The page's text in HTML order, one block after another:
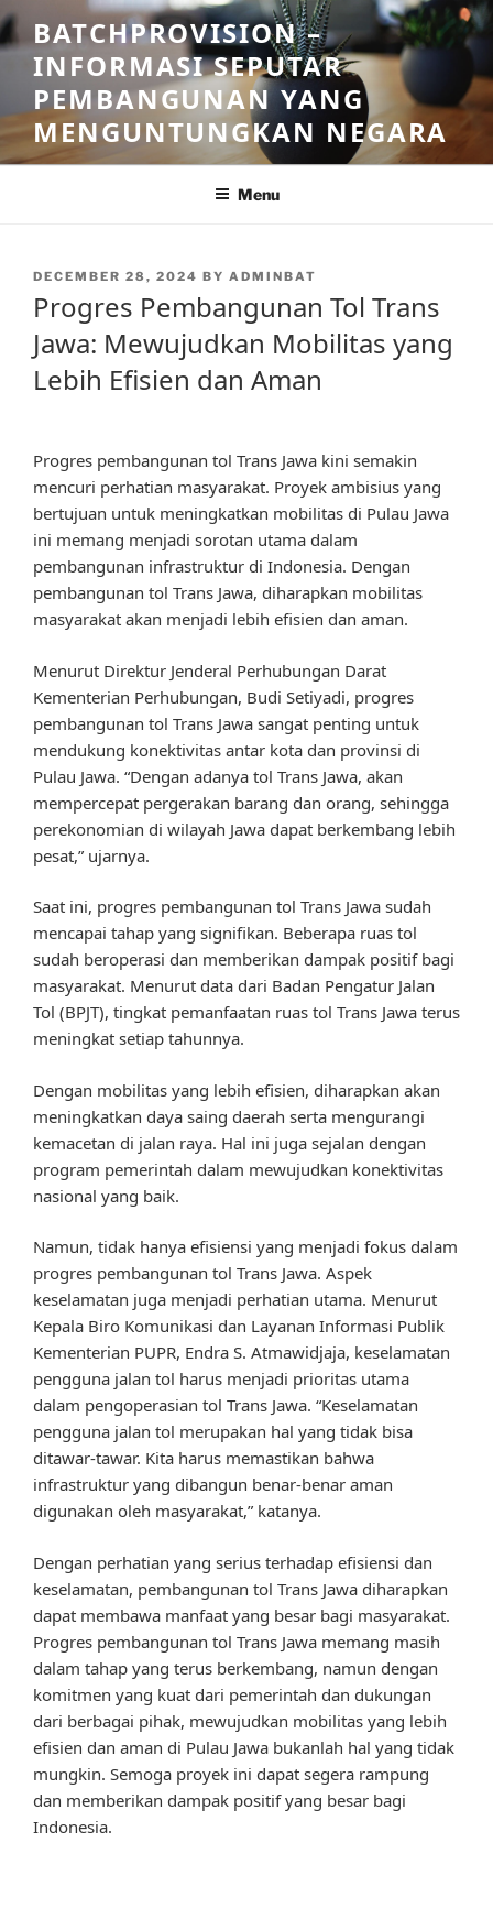
Skip
to
content
BATCHPROVISION –
INFORMASI SEPUTAR
PEMBANGUNAN YANG
MENGUNTUNGKAN NEGARA
Menu
POSTED
DECEMBER 28, 2024 BY ADMINBAT
Progres Pembangunan Tol Trans
Jawa: Mewujudkan Mobilitas yang
Lebih Efisien dan Aman
Progres pembangunan tol Trans Jawa kini semakin
mencuri perhatian masyarakat. Proyek ambisius yang
bertujuan untuk meningkatkan mobilitas di Pulau Jawa
ini memang menjadi sorotan utama dalam
pembangunan infrastruktur di Indonesia. Dengan
pembangunan tol Trans Jawa, diharapkan mobilitas
masyarakat akan menjadi lebih efisien dan aman.
Menurut Direktur Jenderal Perhubungan Darat
Kementerian Perhubungan, Budi Setiyadi, progres
pembangunan tol Trans Jawa sangat penting untuk
mendukung konektivitas antar kota dan provinsi di
Pulau Jawa. “Dengan adanya tol Trans Jawa, akan
mempercepat pergerakan barang dan orang, sehingga
perekonomian di wilayah Jawa dapat berkembang lebih
pesat,” ujarnya.
Saat ini, progres pembangunan tol Trans Jawa sudah
mencapai tahap yang signifikan. Beberapa ruas tol
sudah beroperasi dan memberikan dampak positif bagi
masyarakat. Menurut data dari Badan Pengatur Jalan
Tol (BPJT), tingkat pemanfaatan ruas tol Trans Jawa terus
meningkat setiap tahunnya.
Dengan mobilitas yang lebih efisien, diharapkan akan
meningkatkan daya saing daerah serta mengurangi
kemacetan di jalan raya. Hal ini juga sejalan dengan
program pemerintah dalam mewujudkan konektivitas
nasional yang baik.
Namun, tidak hanya efisiensi yang menjadi fokus dalam
progres pembangunan tol Trans Jawa. Aspek
keselamatan juga menjadi perhatian utama. Menurut
Kepala Biro Komunikasi dan Layanan Informasi Publik
Kementerian PUPR, Endra S. Atmawidjaja, keselamatan
pengguna jalan tol harus menjadi prioritas utama
dalam pengoperasian tol Trans Jawa. “Keselamatan
pengguna jalan tol merupakan hal yang tidak bisa
ditawar-tawar. Kita harus memastikan bahwa
infrastruktur yang dibangun benar-benar aman
digunakan oleh masyarakat,” katanya.
Dengan perhatian yang serius terhadap efisiensi dan
keselamatan, pembangunan tol Trans Jawa diharapkan
dapat membawa manfaat yang besar bagi masyarakat.
Progres pembangunan tol Trans Jawa memang masih
dalam tahap yang terus berkembang, namun dengan
komitmen yang kuat dari pemerintah dan dukungan
dari berbagai pihak, mewujudkan mobilitas yang lebih
efisien dan aman di Pulau Jawa bukanlah hal yang tidak
mungkin. Semoga proyek ini dapat segera rampung
dan memberikan dampak positif yang besar bagi
Indonesia.